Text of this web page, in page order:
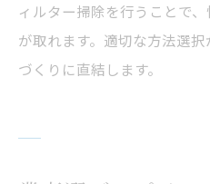
ィルター掃除を行うことで
が取れます。適切な方法選
づくりに直結します。